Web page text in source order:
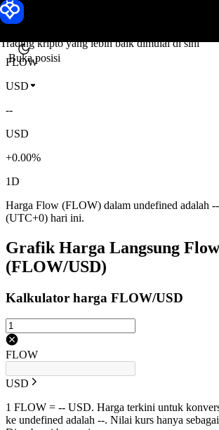
Trading kripto yang lebih baik dimulai di sini
Buka posisi
Harga Flow
FLOW
USD
--
USD
+0.00%
1D
Harga Flow (FLOW) dalam undefined adalah
(UTC+0) hari ini.
Grafik Harga Langsung
(FLOW/USD)
Kalkulator harga FLOW/USD
FLOW
USD
1 FLOW = -- USD. Harga terkini untuk
ke undefined adalah --. Nilai kurs hanya